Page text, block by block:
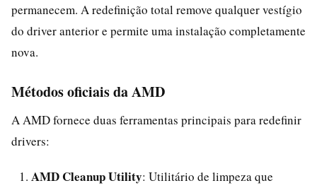
permanecem. A redefinição total remove qualquer vestígio
do driver anterior e permite uma instalação completamente
nova.
Métodos oficiais da AMD
A AMD fornece duas ferramentas principais para redefinir
drivers:
AMD Cleanup Utility: Utilitário de limpeza que